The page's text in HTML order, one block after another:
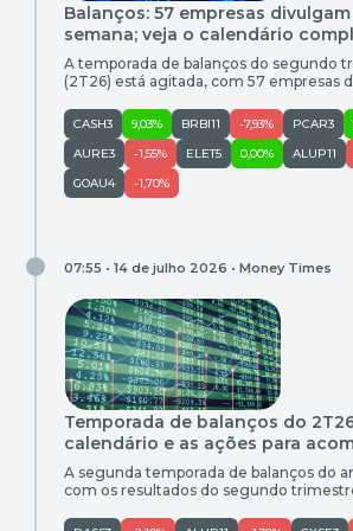
Balanços: 57 empresas
semana; veja o calendário
A temporada de balanços do segundo
(2T26) está agitada, com 57 empresas
sábado (8), alguns dos destaques são
Energia (AXIA3), Auren (AURE3) eSmart
expectativa do Itaú BBA para Iguatemi
estável no […]
CASH3 9,03% BRBI11 -7,93% PCAR3
AURE3
-1,55% ELET5 0,00% ALUP11
GOAU4
-1,70%
07:55 • 14 de julho 2026 • Money Times
Temporada de balanços do
calendário e as ações para
A segunda temporada de balanços do
com os resultados do segundo
apresentar seus números e realizar